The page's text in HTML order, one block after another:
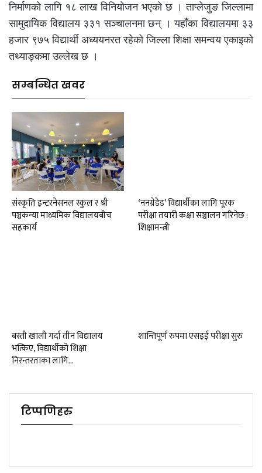
निर्माणको लागि १८ लाख विनियोजन भएको छ । ताप्लेजुङ जिल्लामा
सामुदायिक विद्यालय ३३१ सञ्चालनमा छन् । यहाँका विद्यालयमा ३३
हजार ९७५ विद्यार्थी अध्ययनरत रहेको जिल्ला शिक्षा समन्वय एकाइको
तथ्याङ्कमा उल्लेख छ ।
सम्बन्धित खवर
संस्कृति इन्टरनेसनल स्कुल र श्री
पञ्चकन्या माध्यमिक विद्यालयबीच
सहकार्य
‘ननग्रेडेड’ विद्यार्थीका लागि पूरक
परीक्षा तयारी कक्षा सञ्चालन गरिनेछ :
शिक्षामन्त्री
बस्ती खाली गर्दा तीन विद्यालय
भत्किए, विद्यार्थीको शिक्षा
निरन्तरताका लागि…
शान्तिपूर्ण रुपमा एसइई परीक्षा सुरु
टिप्पणिहरु